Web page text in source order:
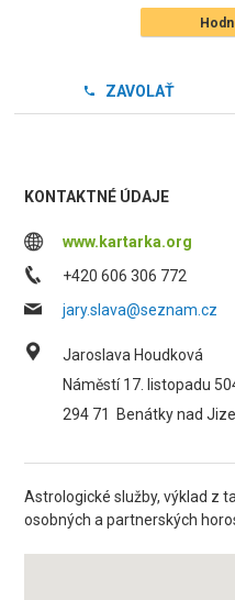
ZAVOLAŤ
KONTAKTNÉ ÚDAJE
www.kartarka.org
+420 606 306 772
jary.slava@seznam.cz
Jaroslava Houdková
Náměstí 17. listopadu
294 71
Benátky nad
Astrologické služby, výklad z
osobných a partnerských